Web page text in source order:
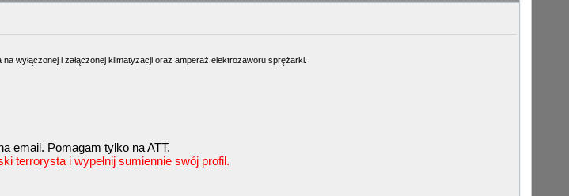
wyłączonej i załączonej klimatyzacji oraz amperaż elektrozaworu sprężarki.
email. Pomagam tylko na ATT.
terrorysta i wypełnij sumiennie swój profil.